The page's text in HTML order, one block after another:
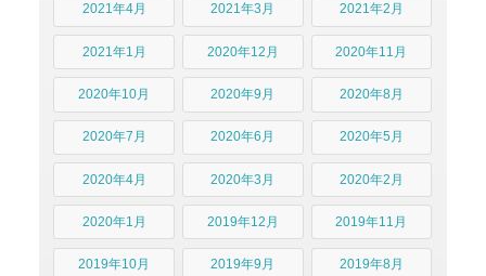
2021年4月 2021年3月 2021年2月
2021年1月 2020年12月 2020年11月
2020年10月 2020年9月 2020年8月
2020年7月 2020年6月 2020年5月
2020年4月 2020年3月 2020年2月
2020年1月 2019年12月 2019年11月
2019年10月 2019年9月 2019年8月